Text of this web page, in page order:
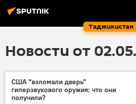
Таджикистан
Новости от
США "взломали дверь"
гиперзвукового оружия: что они
получили?